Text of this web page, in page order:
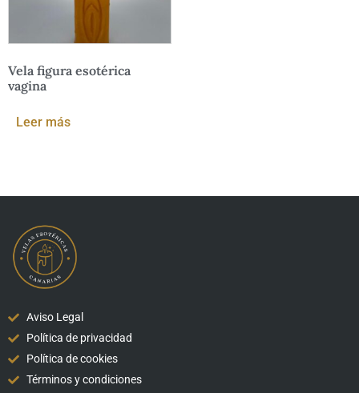
Vela figura esotérica
vagina
Leer más
Aviso Legal
Política de privacidad
Política de cookies
Términos y condiciones